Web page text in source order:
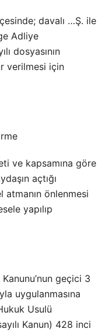
davalı …Ş. ile
Adliye
dosyasının
verilmesi için
ve kapsamına göre
açtığı
atmanın önlenmesi
yapılıp
geçici 3
uygulanmasına
Usulü
Kanun) 428 inci